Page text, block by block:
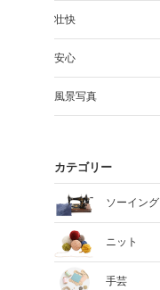
壮快
安心
風景写真
カテゴリー
ソーイング
ニット
手芸